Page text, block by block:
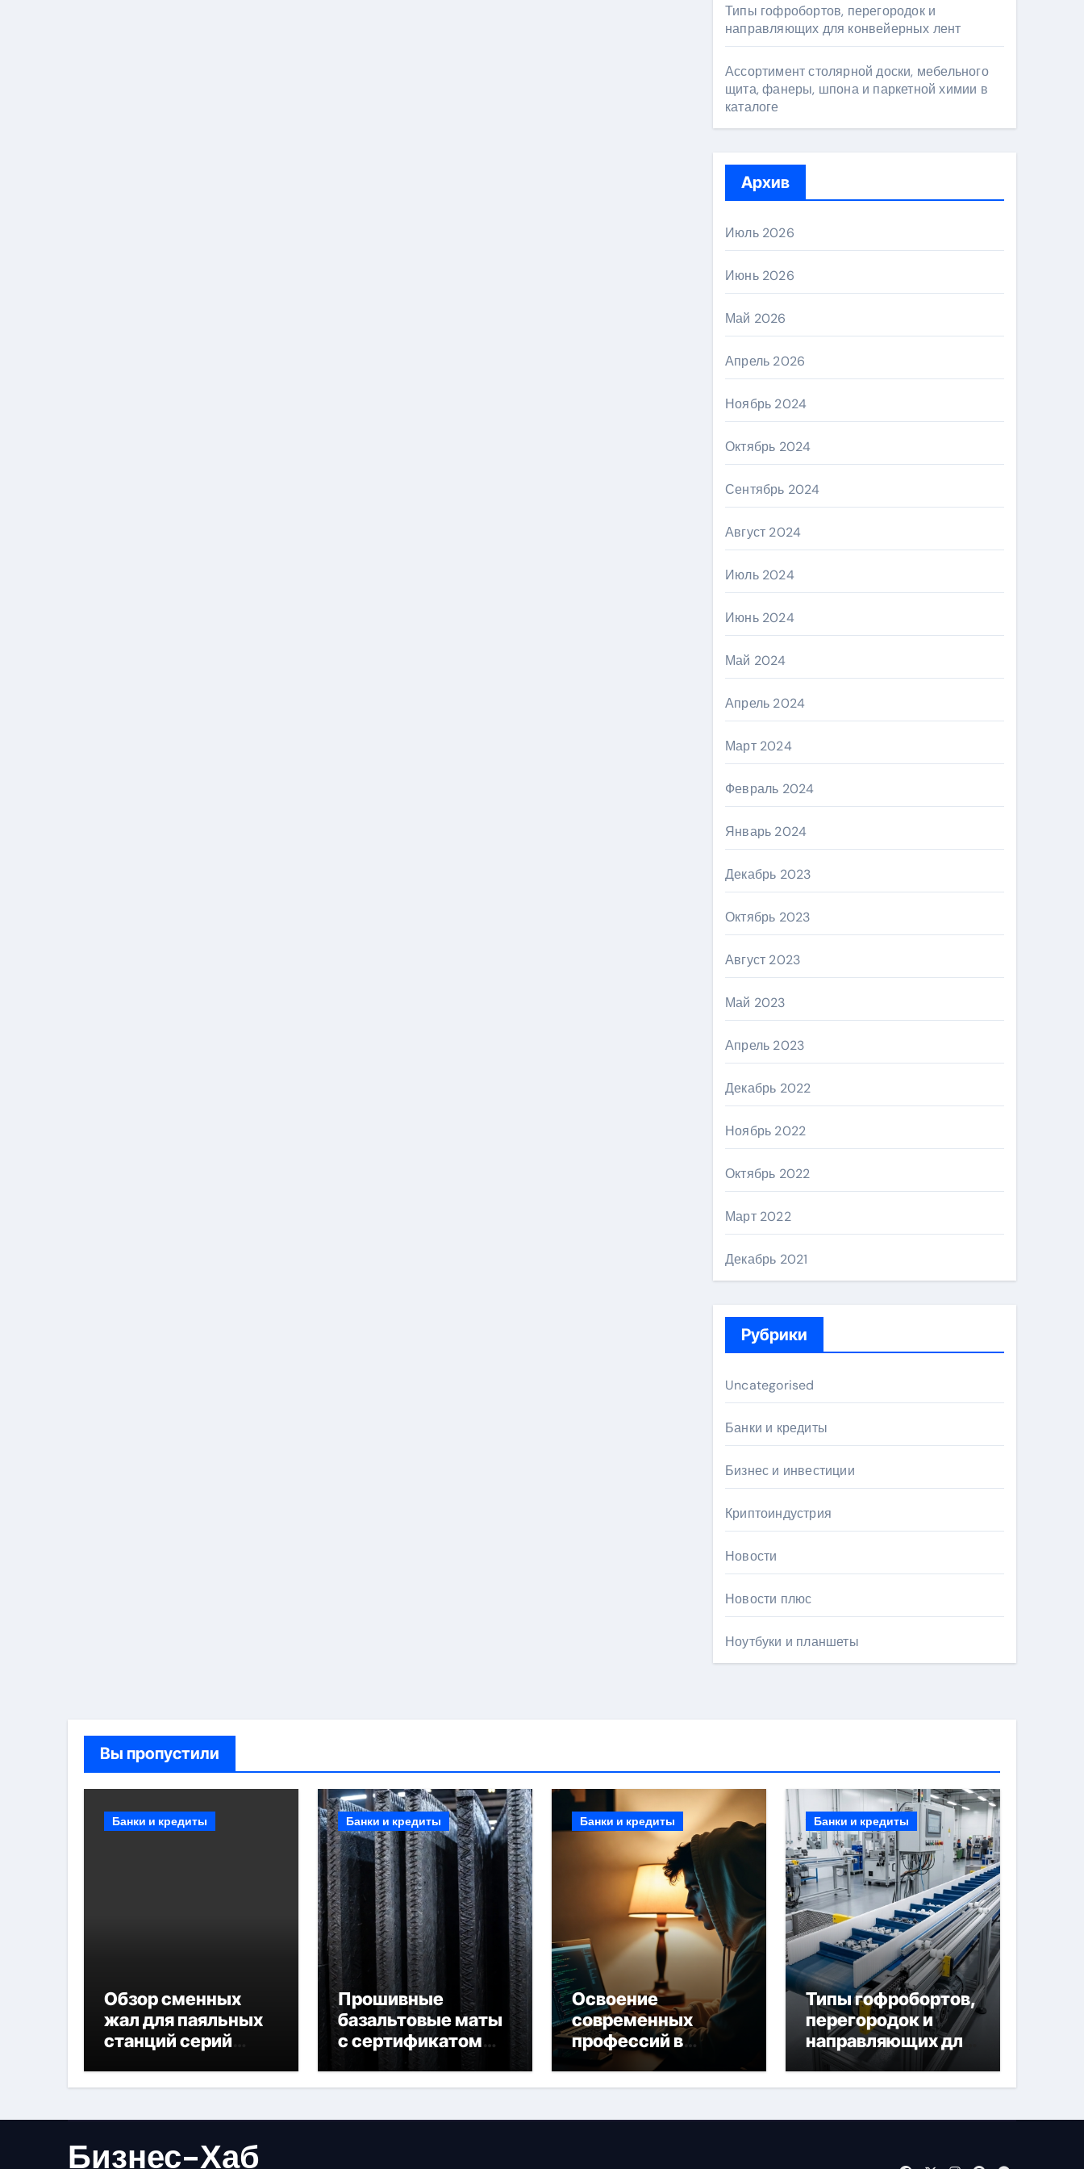
Типы гофробортов, перегородок и
направляющих для конвейерных лент
Ассортимент столярной доски, мебельного
щита, фанеры, шпона и паркетной химии в
каталоге
Архив
Июль 2026
Июнь 2026
Май 2026
Апрель 2026
Ноябрь 2024
Октябрь 2024
Сентябрь 2024
Август 2024
Июль 2024
Июнь 2024
Май 2024
Апрель 2024
Март 2024
Февраль 2024
Январь 2024
Декабрь 2023
Октябрь 2023
Август 2023
Май 2023
Апрель 2023
Декабрь 2022
Ноябрь 2022
Октябрь 2022
Март 2022
Декабрь 2021
Рубрики
Uncategorised
Банки и кредиты
Бизнес и инвестиции
Криптоиндустрия
Новости
Новости плюс
Ноутбуки и планшеты
Вы пропустили
Банки и кредиты
Обзор сменных
жал для паяльных
станций серий
Банки и кредиты
Прошивные
базальтовые маты
с сертификатом
негорючести
Банки и кредиты
Освоение
современных
профессий в
онлайн-формате
Банки и кредиты
Типы гофробортов,
перегородок и
направляющих для
конвейерных лент
Бизнес-Хаб